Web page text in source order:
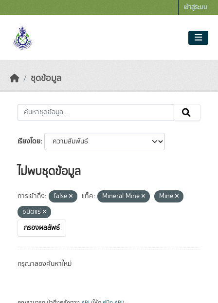
เข้าสู่ระบบ
ชุดข้อมูล
เรียงโดย
ไม่พบชุดข้อมูล
การเข้าถึง: false แท็ค: Mineral Mine
Mine
ชนิดแร่
กรองผลลัพธ์
กรุณาลองค้นหาใหม่